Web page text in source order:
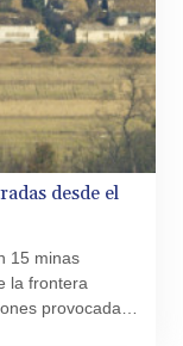
desde el
15 minas
la frontera
provocadas
oficiales.